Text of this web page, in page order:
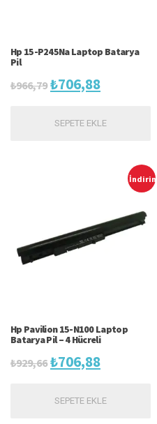
Hp 15-P245Na Laptop Batarya
Pil
₺966,79 Orijinal
₺966,79.
₺706,88Şu
fiyat:
SEPETE EKLE
İndirim!
Hp Pavilion 15-N100 Laptop
Batarya Pil – 4 Hücreli
₺929,66 Orijinal
₺929,66.
₺706,88Şu
fiyat:
SEPETE EKLE